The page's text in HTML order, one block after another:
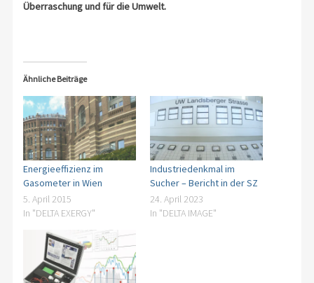
Überraschung und für die Umwelt.
Ähnliche Beiträge
Energieeffizienz im
Gasometer in Wien
5. April 2015
In "DELTA EXERGY"
Industriedenkmal im
Sucher – Bericht in der SZ
24. April 2023
In "DELTA IMAGE"